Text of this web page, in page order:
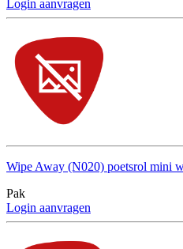
Login aanvragen
Wipe Away (N020) poetsrol mini
Pak
Login aanvragen